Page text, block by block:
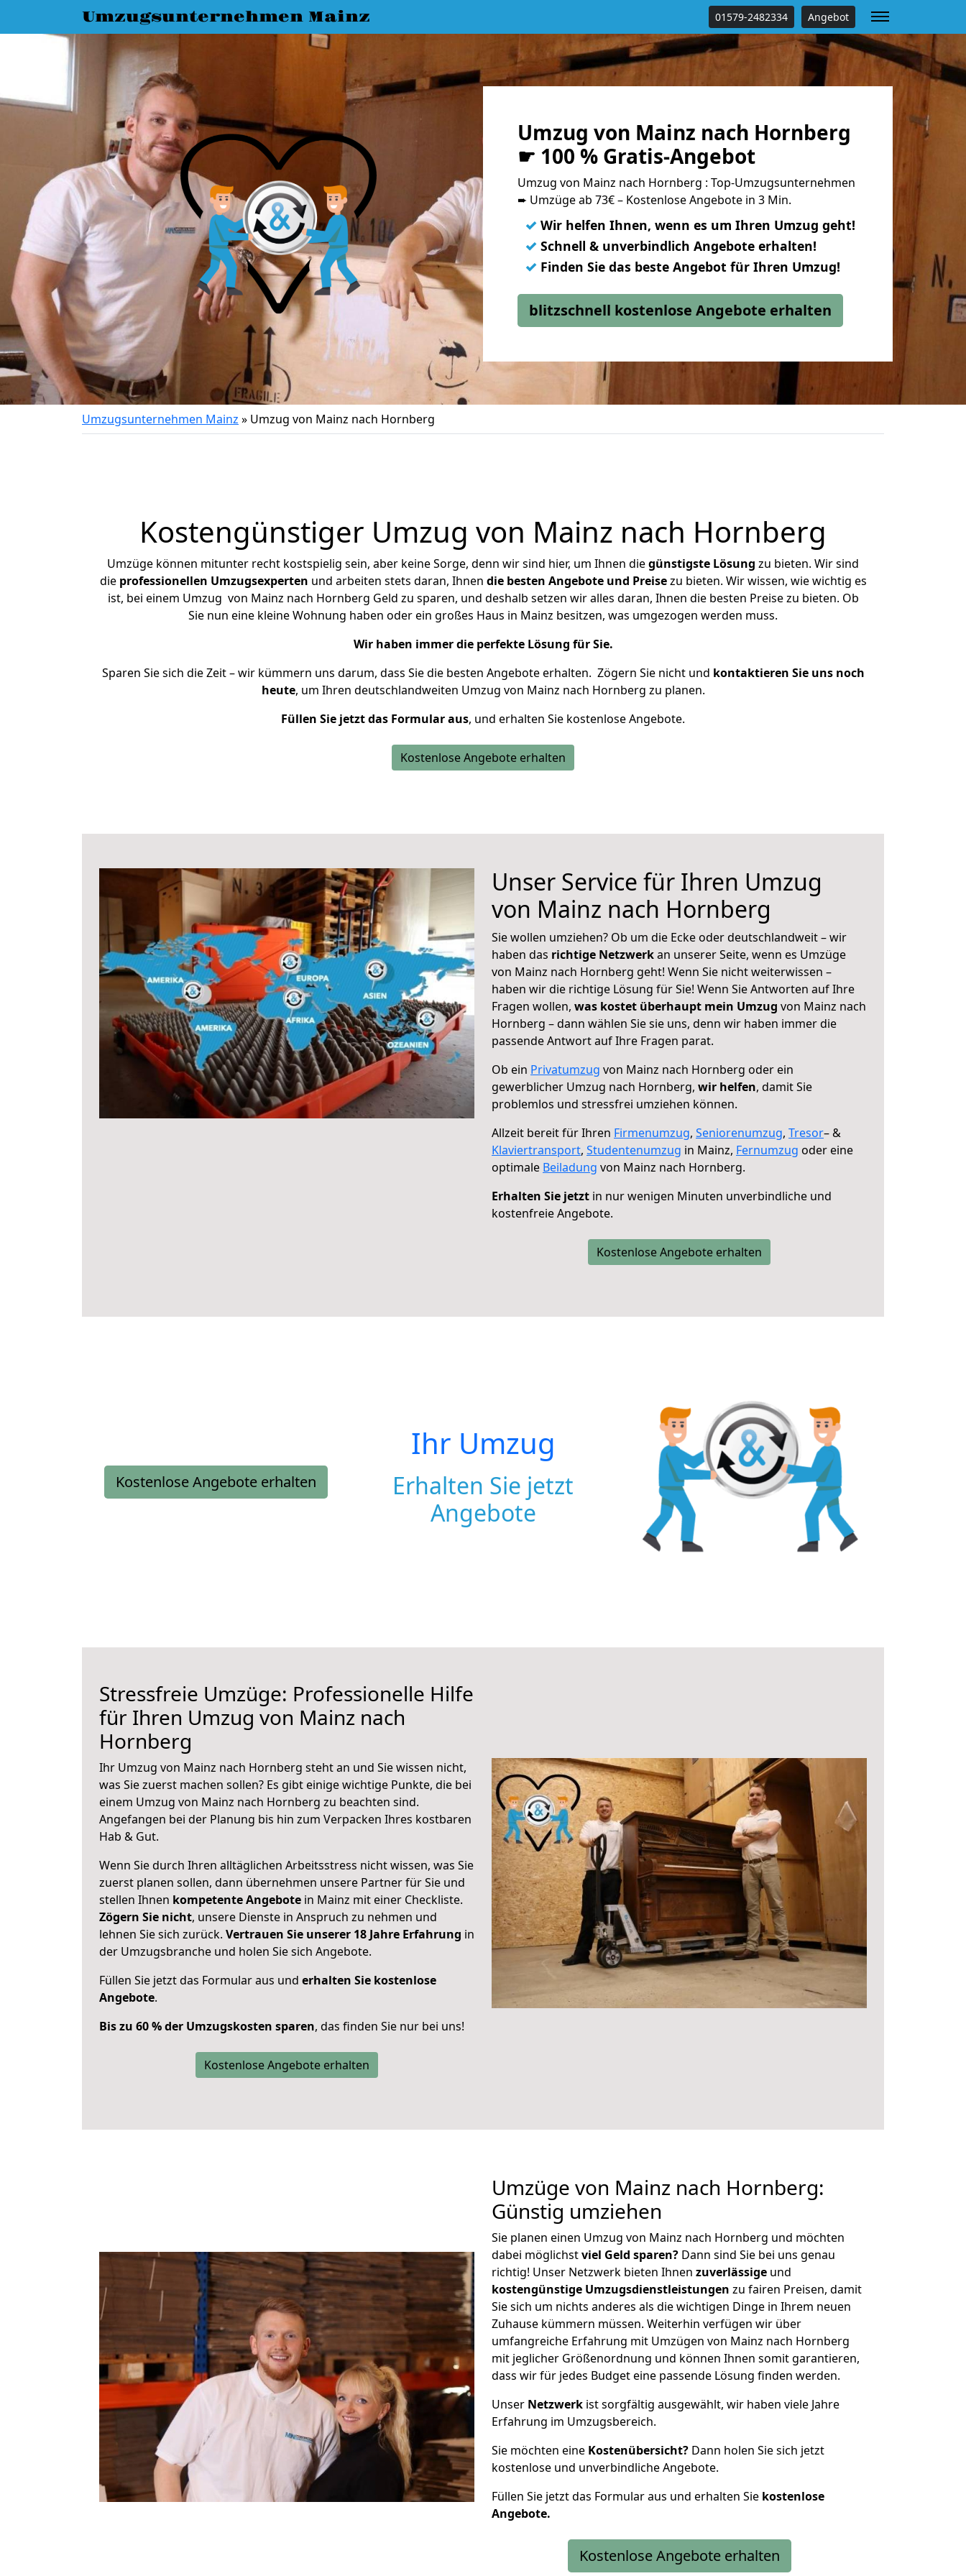
Umzugsunternehmen Mainz 01579-2482334 Angebot
Umzug von Mainz nach Hornberg
☛ 100 % Gratis-Angebot
Umzug von Mainz nach Hornberg : Top-Umzugsunternehmen
➨ Umzüge ab 73€ – Kostenlose Angebote in 3 Min.
✓ Wir helfen Ihnen, wenn es um Ihren Umzug geht!
✓ Schnell & unverbindlich Angebote erhalten!
✓ Finden Sie das beste Angebot für Ihren Umzug!
blitzschnell kostenlose Angebote erhalten
Umzugsunternehmen Mainz » Umzug von Mainz nach Hornberg
Kostengünstiger Umzug von Mainz nach Hornberg
Umzüge können mitunter recht kostspielig sein, aber keine Sorge, denn wir sind hier, um Ihnen diegünstigste Lösung zu bieten. Wir sind
die professionellen Umzugsexperten und arbeiten stets daran, Ihnen die besten Angebote und Preisezu bieten. Wir wissen, wie wichtig es
ist, bei einem Umzug von Mainz nach Hornberg Geld zu sparen, und deshalb setzen wir alles daran, Ihnen die besten Preise zu bieten. Ob
Sie nun eine kleine Wohnung haben oder ein großes Haus in Mainz besitzen, was umgezogen werden muss.
Wir haben immer die perfekte Lösung für Sie.
Sparen Sie sich die Zeit – wir kümmern uns darum, dass Sie die besten Angebote erhalten. Zögern Sie nicht und kontaktieren Sie uns noch
heute, um Ihren deutschlandweiten Umzug von Mainz nach Hornberg zu planen.
Füllen Sie jetzt das Formular aus, und erhalten Sie kostenlose Angebote.
Kostenlose Angebote erhalten
Unser Service für Ihren Umzug
von Mainz nach Hornberg
Sie wollen umziehen? Ob um die Ecke oder deutschlandweit – wir
haben das richtige Netzwerkan unserer Seite, wenn es Umzüge
von Mainz nach Hornberg geht! Wenn Sie nicht weiterwissen –
haben wir die richtige Lösung für Sie! Wenn Sie Antworten auf Ihre
Fragen wollen, was kostet überhaupt mein Umzug von Mainz nach
Hornberg – dann wählen Sie sie uns, denn wir haben immer die
passende Antwort auf Ihre Fragen parat.
Ob ein Privatumzug von Mainz nach Hornberg oder ein
gewerblicher Umzug nach Hornberg, wir helfen, damit Sie
problemlos und stressfrei umziehen können.
Allzeit bereit für Ihren Firmenumzug, Seniorenumzug, Tresor– &
Klaviertransport, Studentenumzug in Mainz, Fernumzug oder eine
optimale Beiladung von Mainz nach Hornberg.
Erhalten Sie jetzt in nur wenigen Minuten unverbindliche und
kostenfreie Angebote.
Kostenlose Angebote erhalten
Kostenlose Angebote erhalten
Ihr Umzug
Erhalten Sie jetzt
Angebote
Stressfreie Umzüge: Professionelle Hilfe
für Ihren Umzug von Mainz nach
Hornberg
Ihr Umzug von Mainz nach Hornberg steht an und Sie wissen nicht,
was Sie zuerst machen sollen? Es gibt einige wichtige Punkte, die bei
einem Umzug von Mainz nach Hornberg zu beachten sind.
Angefangen bei der Planung bis hin zum Verpacken Ihres kostbaren
Hab & Gut.
Wenn Sie durch Ihren alltäglichen Arbeitsstress nicht wissen, was Sie
zuerst planen sollen, dann übernehmen unsere Partner für Sie und
stellen Ihnen kompetente Angebote in Mainz mit einer Checkliste.
Zögern Sie nicht, unsere Dienste in Anspruch zu nehmen und
lehnen Sie sich zurück. Vertrauen Sie unserer 18 Jahre Erfahrung in
der Umzugsbranche und holen Sie sich Angebote.
Füllen Sie jetzt das Formular aus und erhalten Sie kostenlose
Angebote.
Bis zu 60 % der Umzugskosten sparen, das finden Sie nur bei uns!
Kostenlose Angebote erhalten
Umzüge von Mainz nach Hornberg:
Günstig umziehen
Sie planen einen Umzug von Mainz nach Hornberg und möchten
dabei möglichstviel Geld sparen? Dann sind Sie bei uns genau
richtig! Unser Netzwerk bieten Ihnen zuverlässige und
kostengünstige Umzugsdienstleistungen zu fairen Preisen, damit
Sie sich um nichts anderes als die wichtigen Dinge in Ihrem neuen
Zuhause kümmern müssen. Weiterhin verfügen wir über
umfangreiche Erfahrung mit Umzügen von Mainz nach Hornberg
mit jeglicher Größenordnung und können Ihnen somit garantieren,
dass wir für jedes Budget eine passende Lösung finden werden.
Unser Netzwerk ist sorgfältig ausgewählt, wir haben viele Jahre
Erfahrung im Umzugsbereich.
Sie möchten eine Kostenübersicht? Dann holen Sie sich jetzt
kostenlose und unverbindliche Angebote.
Füllen Sie jetzt das Formular aus und erhalten Sie kostenlose
Angebote.
Kostenlose Angebote erhalten